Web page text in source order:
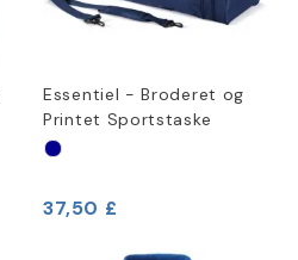
Essentiel - Broderet og
Printet Sportstaske
37,50 £